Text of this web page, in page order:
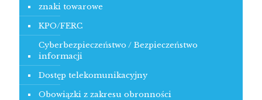
znaki towarowe
KPO/FERC
Cyberbezpieczeństwo / Bezpieczeństwo
informacji
Dostęp telekomunikacyjny
Obowiązki z zakresu obronności